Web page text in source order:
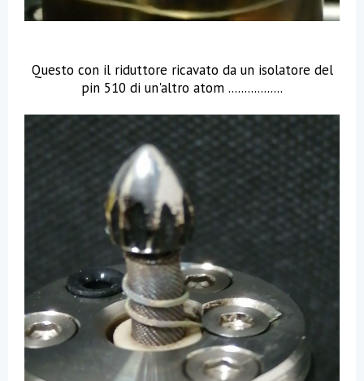
Questo con il riduttore ricavato da un isolatore del
pin 510 di un'altro atom .................